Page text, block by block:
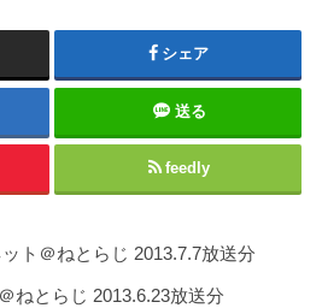
シェア
送る
feedly
ト＠ねとらじ 2013.7.7放送分
ねとらじ 2013.6.23放送分